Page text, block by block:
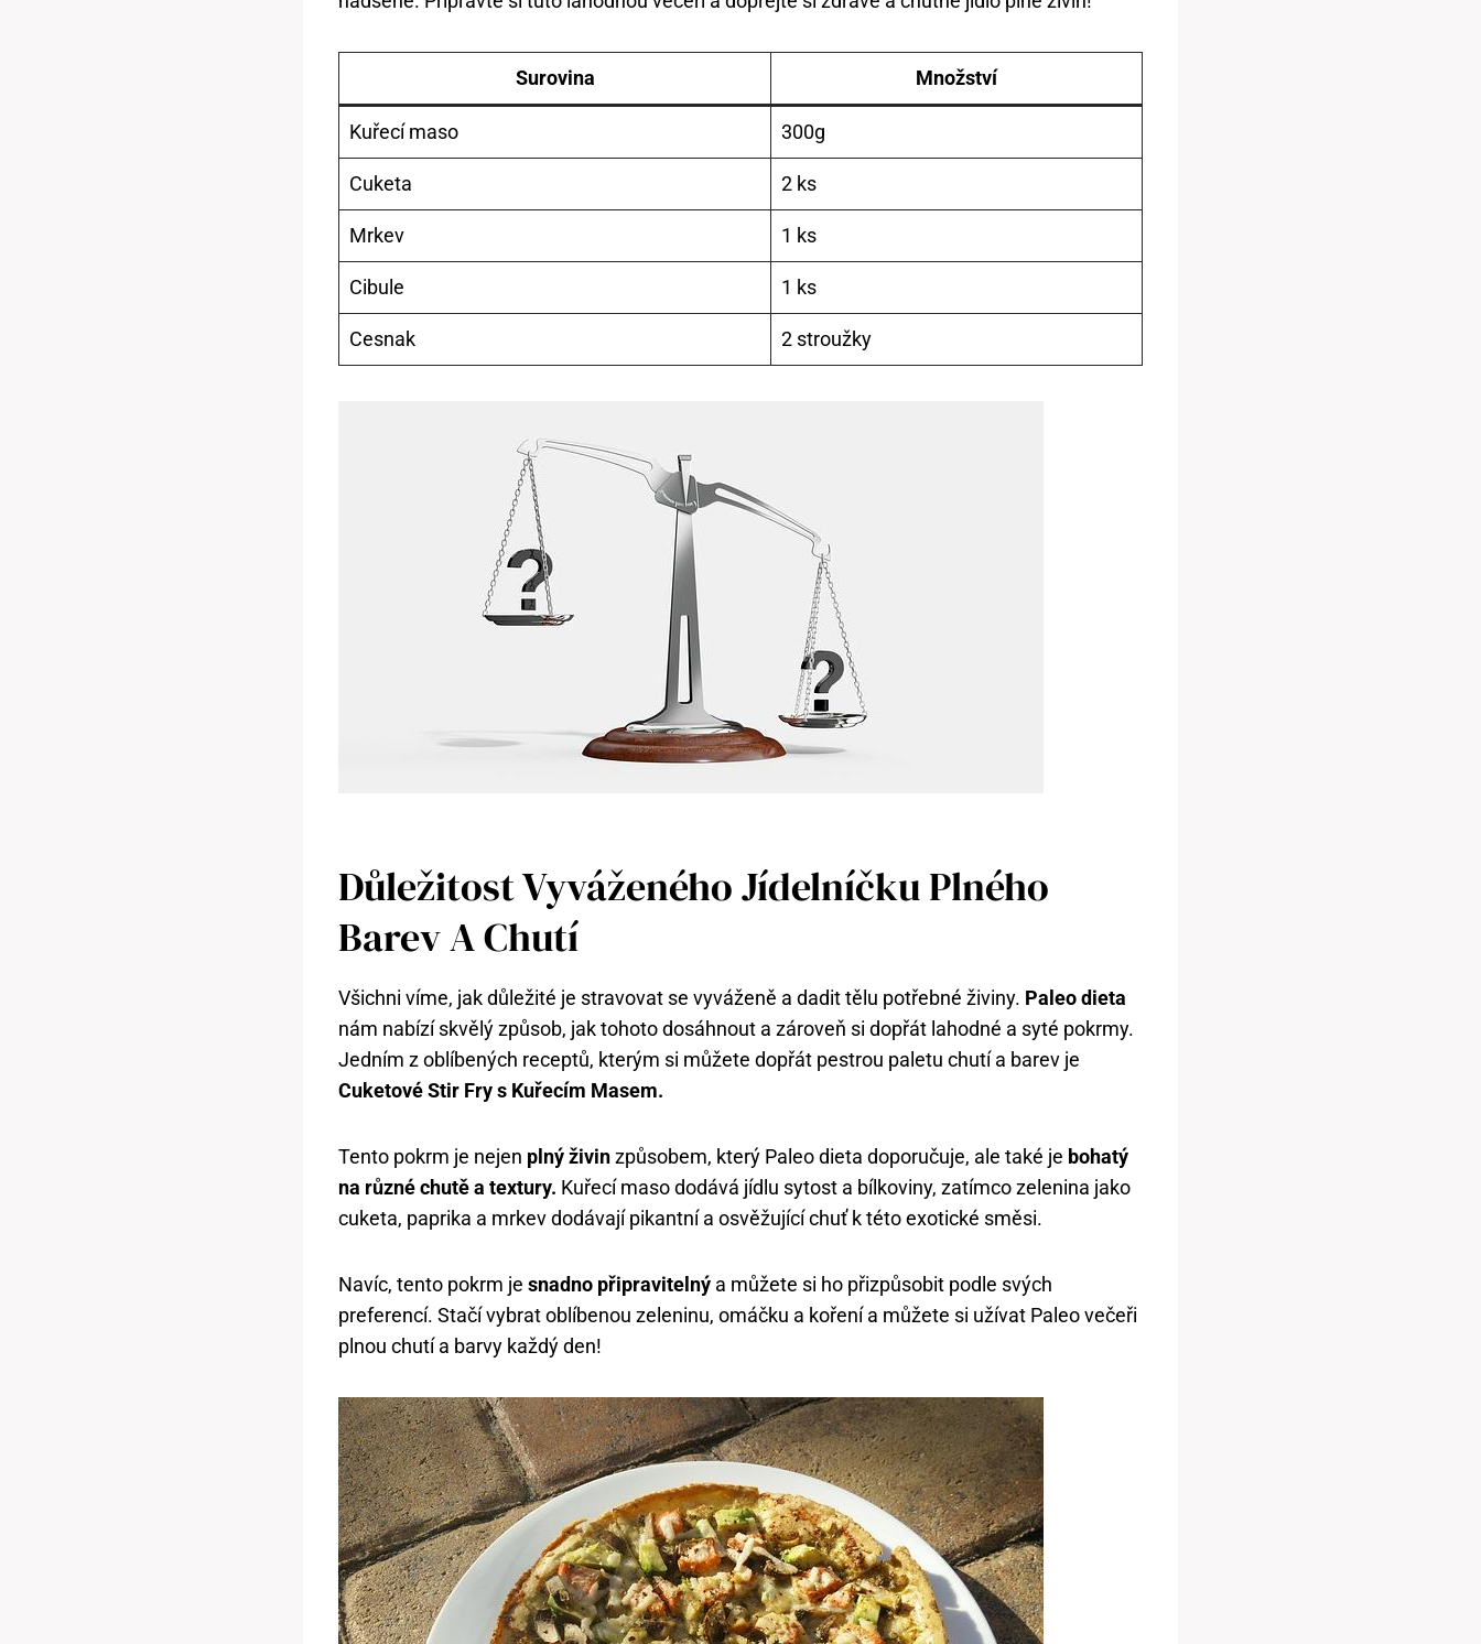
Surovina Množství
Kuřecí maso 300g
Cuketa 2 ks
Mrkev 1 ks
Cibule 1 ks
Cesnak 2 stroužky
Důležitost Vyváženého Jídelníčku Plného
Barev A Chutí
Všichni víme, jak důležité je stravovat se vyváženě a dadit tělu potřebné živiny. Paleo dieta
nám nabízí skvělý způsob, jak tohoto dosáhnout a zároveň si dopřát lahodné a syté pokrmy.
Jedním z oblíbených receptů, kterým si můžete dopřát pestrou paletu chutí a barev je
Cuketové Stir Fry s Kuřecím Masem.
Tento pokrm je nejen plný živinzpůsobem, který Paleo dieta doporučuje, ale také je bohatý
na různé chutě a textury. Kuřecí maso dodává jídlu sytost a bílkoviny, zatímco zelenina jako
cuketa, paprika a mrkev dodávají pikantní a osvěžující chuť k této exotické směsi.
Navíc, tento pokrm je snadno připravitelný a můžete si ho přizpůsobit podle svých
preferencí. Stačí vybrat oblíbenou zeleninu, omáčku a koření a můžete si užívat Paleo večeři
plnou chutí a barvy každý den!